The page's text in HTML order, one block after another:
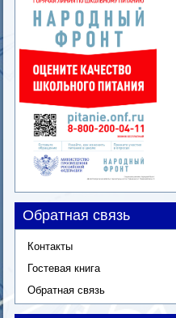
Обратная связь
Контакты
Гостевая книга
Обратная связь